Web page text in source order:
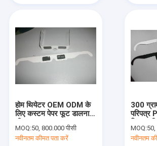
होम थियेटर OEM ODM के
लिए कस्टम पेपर फूट डालना 3
MOQ:50, 800.000 पीसी
नवीनतम कीमत पता करें
300
MOQ:50,
नवीनतम